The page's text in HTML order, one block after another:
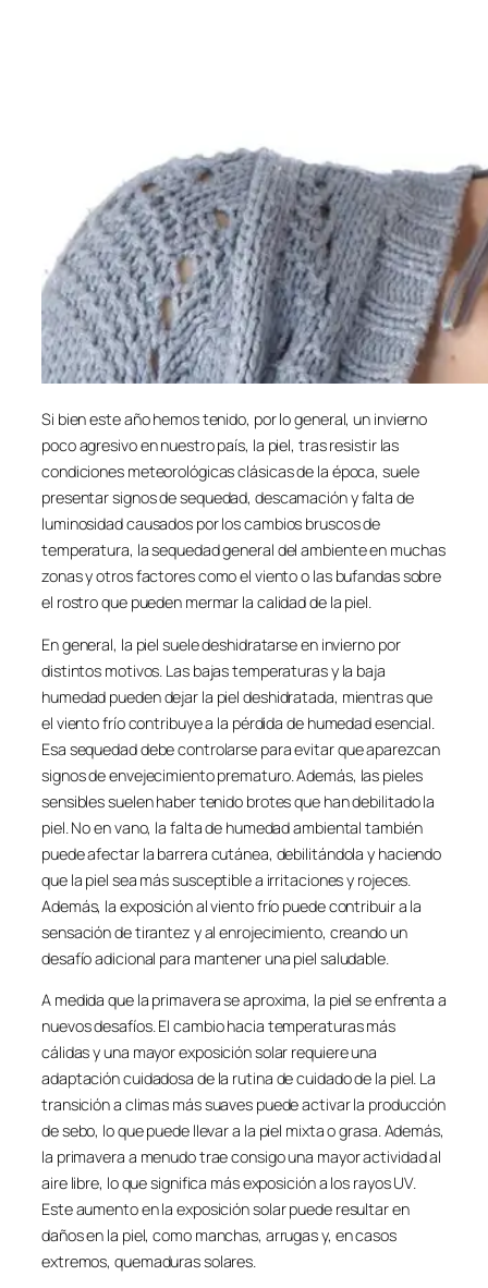
Si bien este año hemos tenido, por lo general, un invierno
poco agresivo en nuestro país, la piel, tras resistir las
condiciones meteorológicas clásicas de la época, suele
presentar signos de sequedad, descamación y falta de
luminosidad causados por los cambios bruscos de
temperatura, la sequedad general del ambiente en muchas
zonas y otros factores como el viento o las bufandas sobre
el rostro que pueden mermar la calidad de la piel.
En general, la piel suele deshidratarse en invierno por
distintos motivos. Las bajas temperaturas y la baja
humedad pueden dejar la piel deshidratada, mientras que
el viento frío contribuye a la pérdida de humedad esencial.
Esa sequedad debe controlarse para evitar que aparezcan
signos de envejecimiento prematuro. Además, las pieles
sensibles suelen haber tenido brotes que han debilitado la
piel. No en vano, la falta de humedad ambiental también
puede afectar la barrera cutánea, debilitándola y haciendo
que la piel sea más susceptible a irritaciones y rojeces.
Además, la exposición al viento frío puede contribuir a la
sensación de tirantez y al enrojecimiento, creando un
desafío adicional para mantener una piel saludable.
A medida que la primavera se aproxima, la piel se enfrenta a
nuevos desafíos. El cambio hacia temperaturas más
cálidas y una mayor exposición solar requiere una
adaptación cuidadosa de la rutina de cuidado de la piel. La
transición a climas más suaves puede activar la producción
de sebo, lo que puede llevar a la piel mixta o grasa. Además,
la primavera a menudo trae consigo una mayor actividad al
aire libre, lo que significa más exposición a los rayos UV.
Este aumento en la exposición solar puede resultar en
daños en la piel, como manchas, arrugas y, en casos
extremos, quemaduras solares.